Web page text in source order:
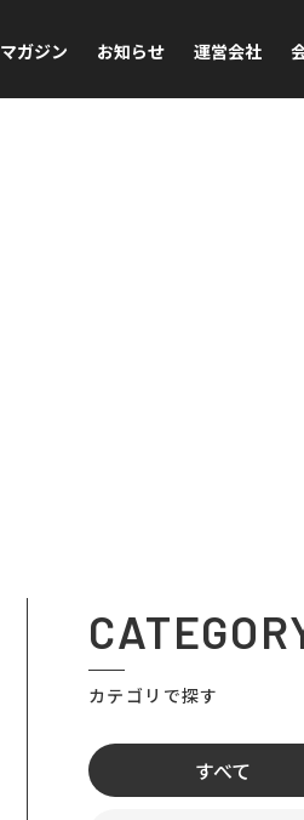
マガジン お知らせ 運営会社
カテゴリで探す
すべて